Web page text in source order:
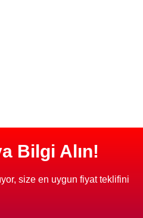
Bilgi Alın!
size en uygun fiyat teklifini